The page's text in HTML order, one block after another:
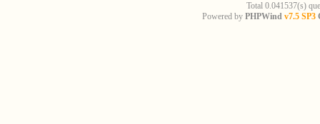
Total 0.041537(s)
Powered by PHPWind v7.5 SP3